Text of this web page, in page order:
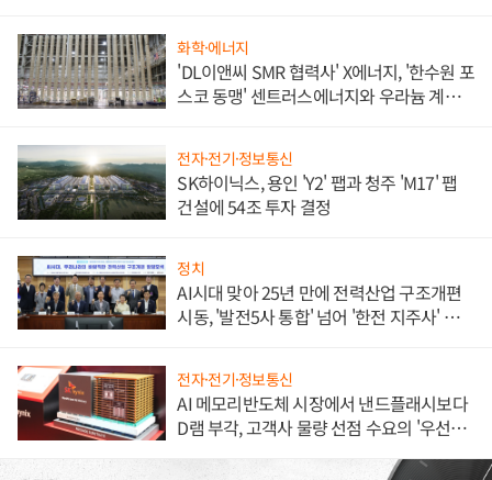
화학·에너지
'DL이앤씨 SMR 협력사' X에너지, '한수원 포
스코 동맹' 센트러스에너지와 우라늄 계약
전자·전기·정보통신
SK하이닉스, 용인 'Y2' 팹과 청주 'M17' 팹
건설에 54조 투자 결정
정치
AI시대 맞아 25년 만에 전력산업 구조개편
시동, '발전5사 통합' 넘어 '한전 지주사' 재편
전자·전기·정보통신
AI 메모리반도체 시장에서 낸드플래시보다
D램 부각, 고객사 물량 선점 수요의 '우선순